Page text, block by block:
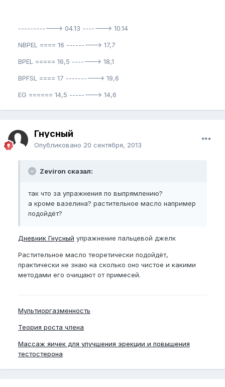
------------> 04.13 -------> 10.14
NBPEL ==== 16 ---------> 17,7
BPEL ===== 16,5 -------> 18,1
BPFSL ==== 17 ----------> 19,6
EG ====== 14,5 --------> 14,6
Гнусный
Опубликовано 20 сентября, 2013
Zeviron сказал:
так что за упражнения по выпрямлению?
а кроме вазелина? растительное масло например
подойдёт?
Дневник Гнусный упражнение пальцевой джелк
Растительное масло теоретически подойдёт,
практически не знаю на сколько оно чистое и какими
методами его очищают от примесей.
Мультиоргазменность
Теория роста члена
Массаж яичек для улучшения эрекции и повышения
тестостерона